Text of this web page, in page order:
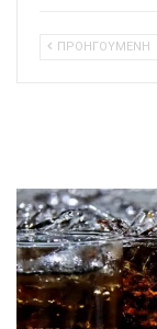
ΠΡΟΗΓΟΥΜΕΝΗ